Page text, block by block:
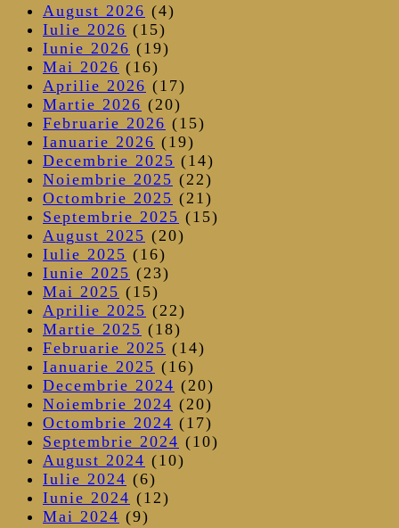
August 2026 (4)
Iulie 2026 (15)
Iunie 2026 (19)
Mai 2026 (16)
Aprilie 2026 (17)
Martie 2026 (20)
Februarie 2026 (15)
Ianuarie 2026 (19)
Decembrie 2025 (14)
Noiembrie 2025 (22)
Octombrie 2025 (21)
Septembrie 2025 (15)
August 2025 (20)
Iulie 2025 (16)
Iunie 2025 (23)
Mai 2025 (15)
Aprilie 2025 (22)
Martie 2025 (18)
Februarie 2025 (14)
Ianuarie 2025 (16)
Decembrie 2024 (20)
Noiembrie 2024 (20)
Octombrie 2024 (17)
Septembrie 2024 (10)
August 2024 (10)
Iulie 2024 (6)
Iunie 2024 (12)
Mai 2024 (9)